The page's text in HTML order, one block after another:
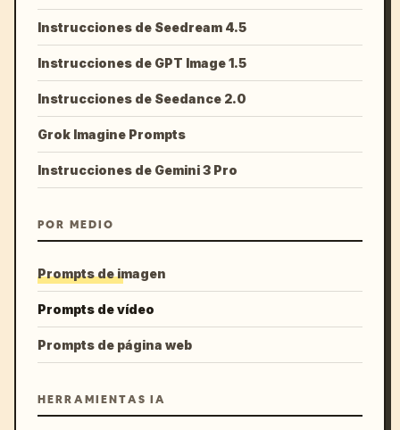
Instrucciones de Seedream 4.5
Instrucciones de GPT Image 1.5
Instrucciones de Seedance 2.0
Grok Imagine Prompts
Instrucciones de Gemini 3 Pro
POR MEDIO
Prompts de imagen
Prompts de vídeo
Prompts de página web
HERRAMIENTAS IA